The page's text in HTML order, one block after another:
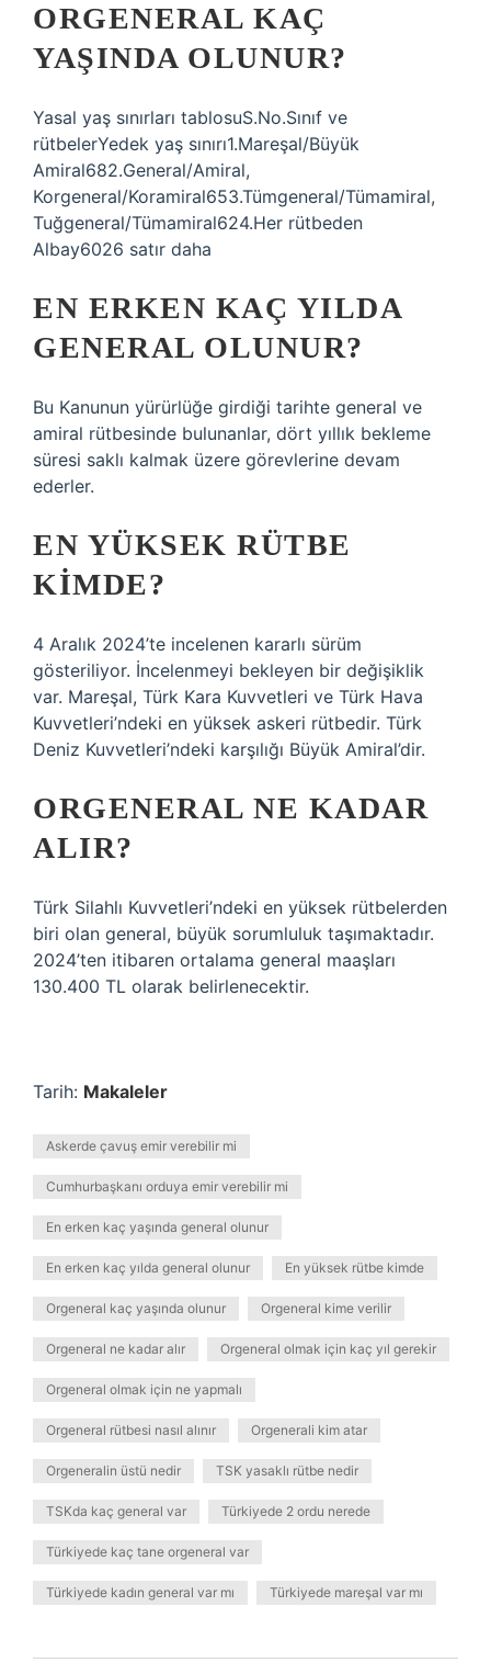
ORGENERAL KAÇ
YAŞINDA OLUNUR?
Yasal yaş sınırları tablosuS.No.Sınıf ve
rütbelerYedek yaş sınırı1.Mareşal/Büyük
Amiral682.General/Amiral,
Korgeneral/Koramiral653.Tümgeneral/Tümamiral,
Tuğgeneral/Tümamiral624.Her rütbeden
Albay6026 satır daha
EN ERKEN KAÇ YILDA
GENERAL OLUNUR?
Bu Kanunun yürürlüğe girdiği tarihte general ve
amiral rütbesinde bulunanlar, dört yıllık bekleme
süresi saklı kalmak üzere görevlerine devam
ederler.
EN YÜKSEK RÜTBE
KIMDE?
4 Aralık 2024’te incelenen kararlı sürüm
gösteriliyor. İncelenmeyi bekleyen bir değişiklik
var. Mareşal, Türk Kara Kuvvetleri ve Türk Hava
Kuvvetleri’ndeki en yüksek askeri rütbedir. Türk
Deniz Kuvvetleri’ndeki karşılığı Büyük Amiral’dir.
ORGENERAL NE KADAR
ALIR?
Türk Silahlı Kuvvetleri’ndeki en yüksek rütbelerden
biri olan general, büyük sorumluluk taşımaktadır.
2024’ten itibaren ortalama general maaşları
130.400 TL olarak belirlenecektir.
Tarih: Makaleler
Askerde çavuş emir verebilir mi
Cumhurbaşkanı orduya emir verebilir mi
En erken kaç yaşında general olunur
En erken kaç yılda general olunur En yüksek rütbe kimde
Orgeneral kaç yaşında olunur Orgeneral kime verilir
Orgeneral ne kadar alır Orgeneral olmak için kaç yıl gerekir
Orgeneral olmak için ne yapmalı
Orgeneral rütbesi nasıl alınır Orgenerali kim atar
Orgeneralin üstü nedir TSK yasaklı rütbe nedir
TSKda kaç general var Türkiyede 2 ordu nerede
Türkiyede kaç tane orgeneral var
Türkiyede kadın general var mı Türkiyede mareşal var mı